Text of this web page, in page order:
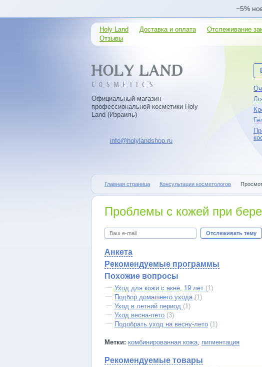
−5%
Holy Land Доставка и оплата Отслеживание
Отзывы
Официальный магазин
профессиональной косметики Holy
Land (Израиль)
info@holylandshop.ru
Главная страница Консультации косметологов
Проблемы с кожей при
Отслеживать тему
Анкета
Рекомендуемые программы
Похожие вопросы
Уход для кожи с акне, 19 лет (1)
Подбор домашнего ухода (1)
Уход в летний период (1)
Уход весна-лето (3)
Подобрать уход на весну-лето (1)
Метки: комбинированная кожа, пигментация
Рекомендуемые товары